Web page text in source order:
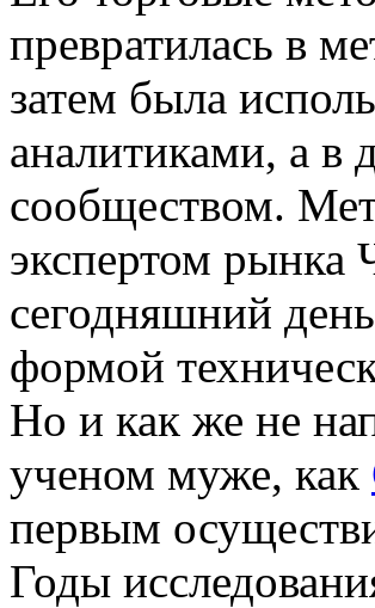
превратилась в
затем была
аналитиками, а в
сообществом.
экспертом рынка
сегодняшний
формой
Но и как же не
ученом муже, как
первым
Годы